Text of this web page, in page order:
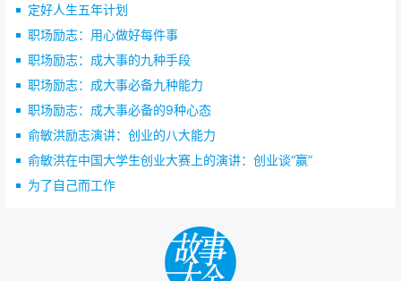
来源：哈叔的职场微课堂（ID：haerg7）
“30岁，打拼十年，一事无成”：前半生偷的懒，后半生拼
命还 致穷人：前半生偷的懒，都成了后半生作的难 你偷过
的懒，都成了你的遗憾
定好人生五年计划
职场励志：用心做好每件事
职场励志：成大事的九种手段
职场励志：成大事必备九种能力
职场励志：成大事必备的9种心态
俞敏洪励志演讲：创业的八大能力
俞敏洪在中国大学生创业大赛上的演讲：创业谈“赢”
为了自己而工作